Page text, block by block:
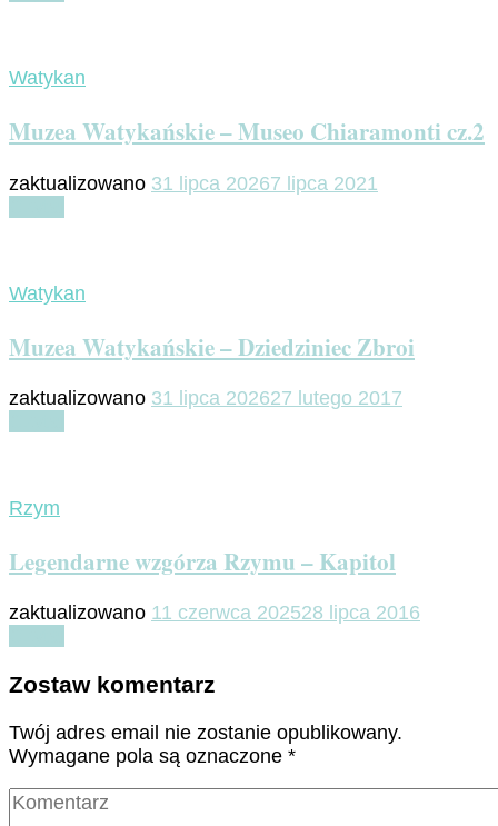
Watykan
Muzea Watykańskie – Museo Chiaramonti cz.2
zaktualizowano 31 lipca 20267 lipca 2021
Watykan
Muzea Watykańskie – Dziedziniec Zbroi
zaktualizowano 31 lipca 202627 lutego 2017
Rzym
Legendarne wzgórza Rzymu – Kapitol
zaktualizowano 11 czerwca 202528 lipca 2016
Zostaw komentarz
Twój adres email nie zostanie opublikowany.
Wymagane pola są oznaczone *